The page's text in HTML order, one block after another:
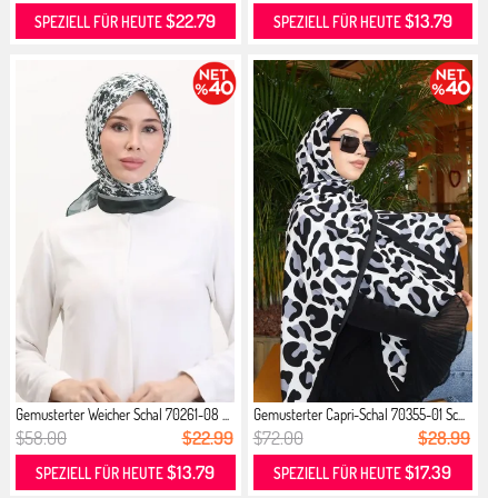
SPEZIELL FÜR HEUTE$22.79 SPEZIELL FÜR HEUTE$13.79
Gemusterter Weicher Schal 70261-08 ...
$58.00 $22.99
SPEZIELL FÜR HEUTE$13.79
Gemusterter Capri-Schal 70355-01 Sc...
$72.00 $28.99
SPEZIELL FÜR HEUTE$17.39